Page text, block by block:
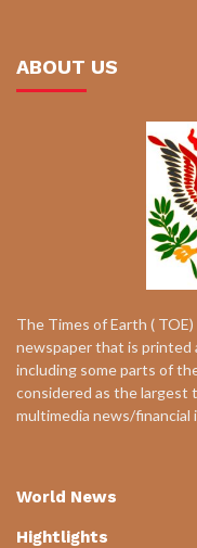
ABOUT US
The Times of Earth (
newspaper that is printed
including some parts of
considered as the
multimedia news/
World News
Hightlights